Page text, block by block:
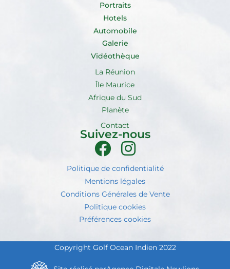
Portraits
Hotels
Automobile
Galerie
Vidéothèque
La Réunion
Île Maurice
Afrique du Sud
Planète
Contact
Suivez-nous
Politique de confidentialité
Mentions légales
Conditions Générales de Vente
Politique cookies
Préférences cookies
Copyright Golf Ocean Indien 2022